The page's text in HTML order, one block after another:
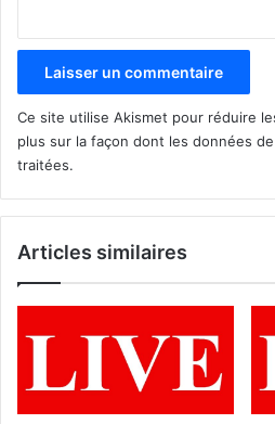
Ce site utilise Akismet pour réduire
plus sur la façon dont les données
traitées.
Articles similaires